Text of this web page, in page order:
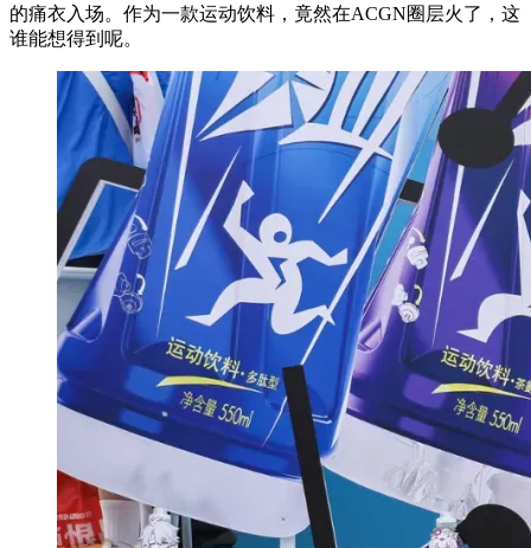
的痛衣入场。作为一款运动饮料，竟然在ACGN圈层火了，这
谁能想得到呢。